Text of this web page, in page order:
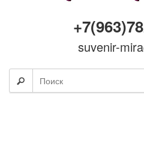
suvenir-